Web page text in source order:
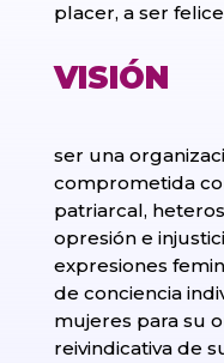
placer, a ser
VISIÓN
ser una
comprometida
patriarcal,
opresión e
expresiones
de conciencia
mujeres para su
reivindicativa de